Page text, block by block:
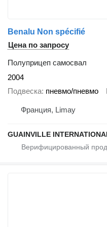
Benalu Non spécifié
Цена по запросу
Полуприцеп самосвал
2004
Подвеска пневмо/пневмо
Франция, Limay
GUAINVILLE